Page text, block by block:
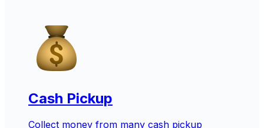
Cash Pickup
Collect money from many cash pickup